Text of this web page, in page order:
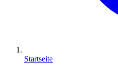
Startseite